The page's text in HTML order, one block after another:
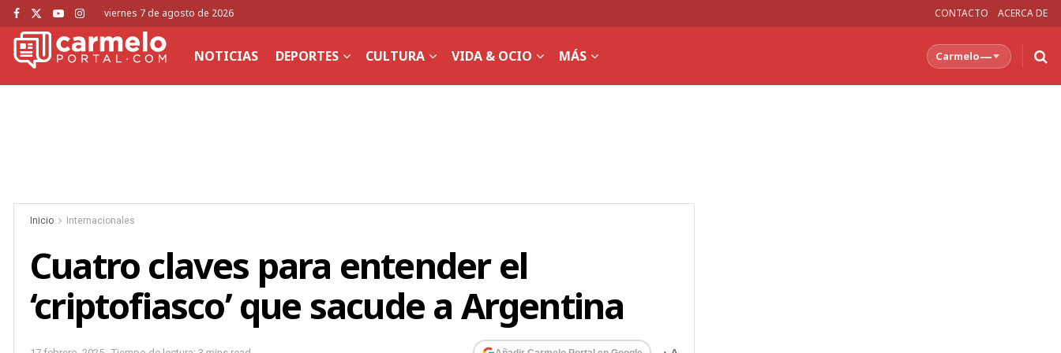
viernes 7 de agosto de 2026 CONTACTO ACERCA DE
NOTICIAS DEPORTES CULTURA VIDA & OCIO MÁS Carmelo—
Inicio Internacionales
Cuatro claves para entender el
‘criptofiasco’ que sacude a Argentina